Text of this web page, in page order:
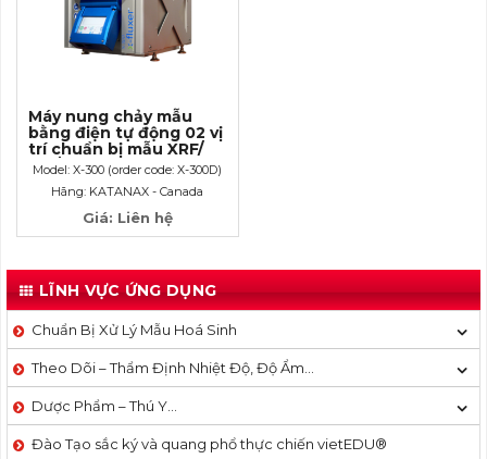
Máy nung chảy mẫu
bằng điện tự động 02 vị
trí chuẩn bị mẫu XRF/
ICP/ AAS
Model: X-300 (order code: X-300D)
Hãng: KATANAX - Canada
Giá: Liên hệ
LĨNH VỰC ỨNG DỤNG
Chuẩn Bị Xử Lý Mẫu Hoá Sinh
Theo Dõi – Thẩm Định Nhiệt Độ, Độ Ẩm…
Dược Phẩm – Thú Y…
Đào Tạo sắc ký và quang phổ thực chiến vietEDU®